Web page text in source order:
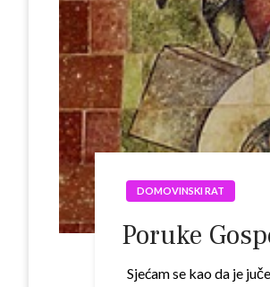
DOMOVINSKI RAT
Poruke
Sjećam se kao da je